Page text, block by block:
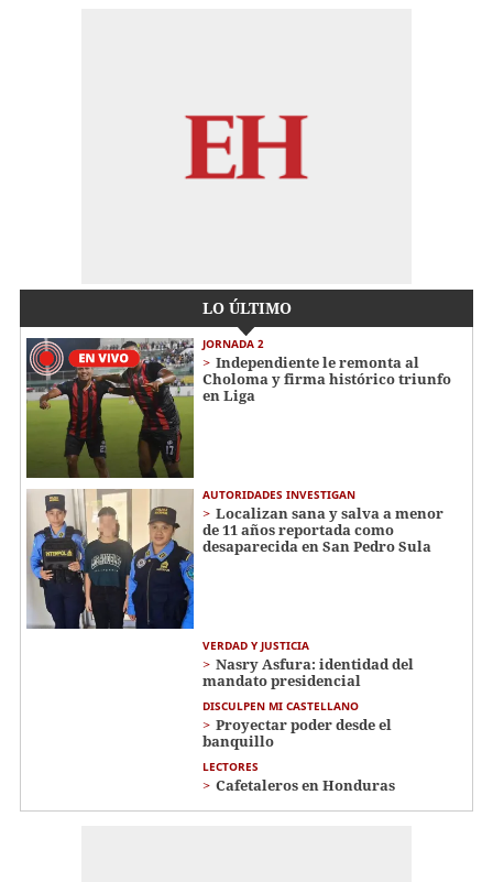
LO ÚLTIMO
JORNADA 2
Independiente le remonta al
Choloma y firma histórico triunfo
en Liga
AUTORIDADES INVESTIGAN
Localizan sana y salva a menor
de 11 años reportada como
desaparecida en San Pedro Sula
VERDAD Y JUSTICIA
Nasry Asfura: identidad del
mandato presidencial
DISCULPEN MI CASTELLANO
Proyectar poder desde el
banquillo
LECTORES
Cafetaleros en Honduras